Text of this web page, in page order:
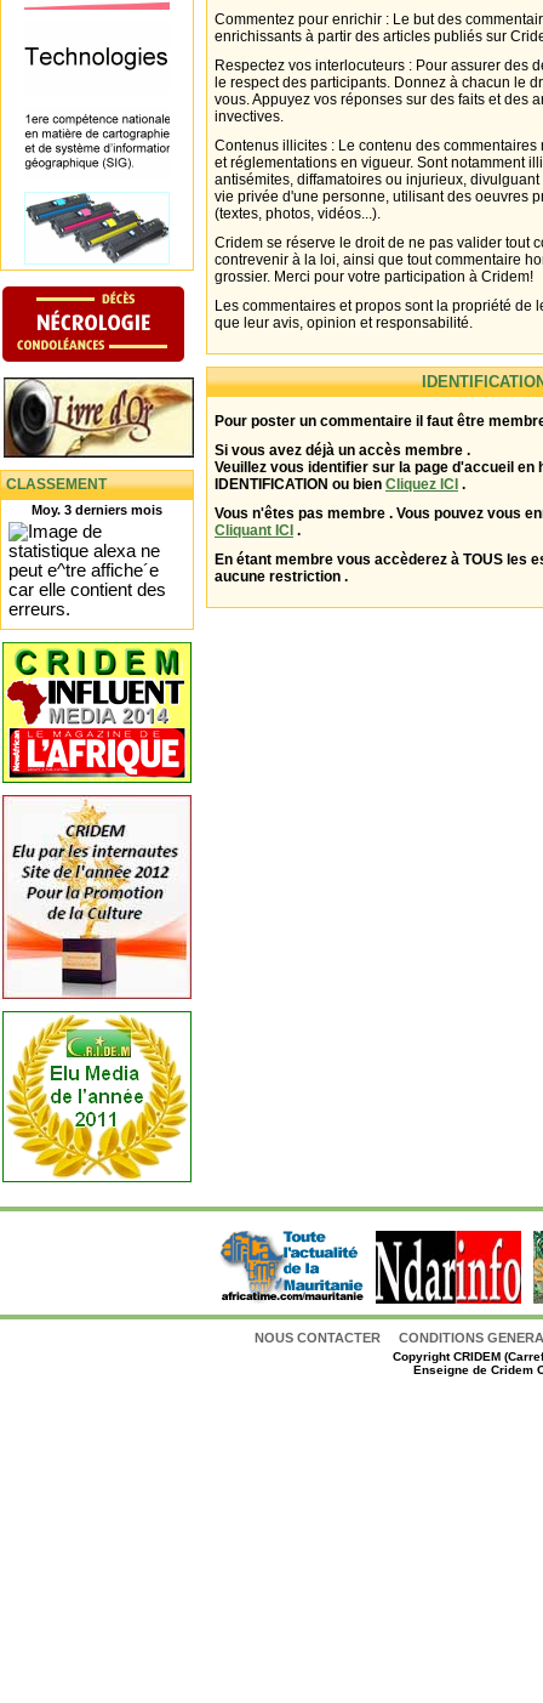
CLASSEMENT
Moy. 3 derniers mois
Commentez pour enrichir : Le but des
enrichissants à partir des articles publiés sur
Respectez vos interlocuteurs : Pour assurer des
le respect des participants. Donnez à chacun le
vous. Appuyez vos réponses sur des faits et des
invectives.
Contenus illicites : Le contenu des
et réglementations en vigueur. Sont notamment
antisémites, diffamatoires ou injurieux,
vie privée d'une personne, utilisant des oeuvres
(textes, photos, vidéos...).
Cridem se réserve le droit de ne pas valider tout
contrevenir à la loi, ainsi que tout commentaire
grossier. Merci pour votre participation à Cridem!
Les commentaires et propos sont la propriété de
que leur avis, opinion et responsabilité.
Pour poster un commentaire il faut être
Si vous avez déjà un accès membre .
Veuillez vous identifier sur la page d'accueil en
IDENTIFICATION ou bien Cliquez ICI .
Vous n'êtes pas membre . Vous pouvez vous
Cliquant ICI .
En étant membre vous accèderez à TOUS les
aucune restriction .
NOUS CONTACTER CONDITIONS
CopyrightCRIDEM
Enseigne de Cridem